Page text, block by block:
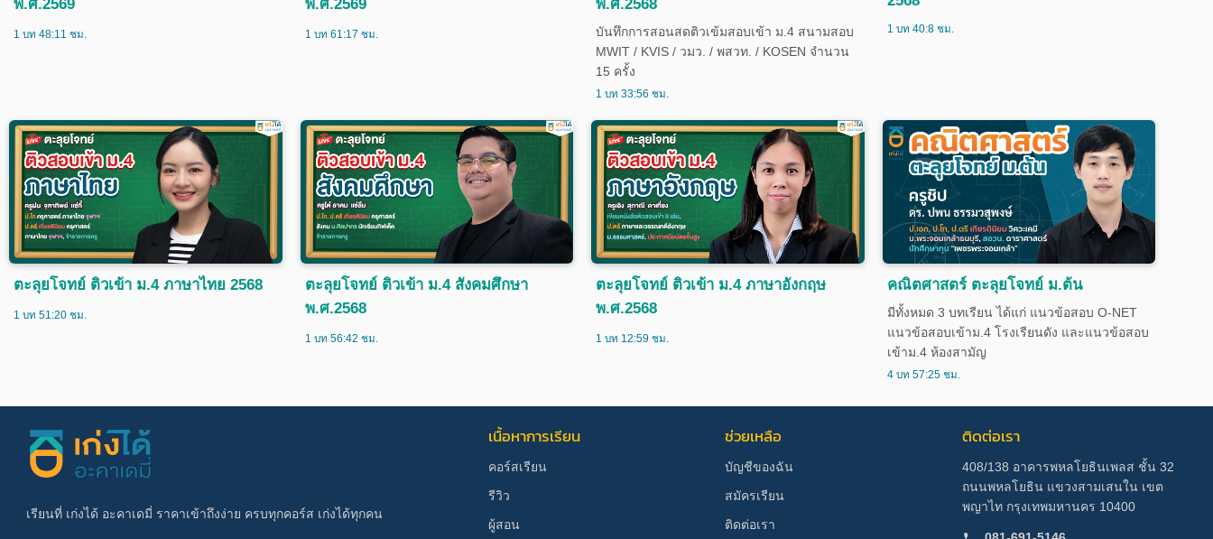
พ.ศ.2569
1 บท 48:11 ชม.
พ.ศ.2569
1 บท 61:17 ชม.
พ.ศ.2568
บันทึกการสอนสดติวเข้มสอบเข้า ม.4 สนามสอบ
MWIT / KVIS / วมว. / พสวท. / KOSEN จำนวน
15 ครั้ง
1 บท 33:56 ชม.
1 บท 40:8 ชม.
ตะลุยโจทย์ ติวเข้า ม.4 ภาษาไทย 2568
1 บท 51:20 ชม.
ตะลุยโจทย์ ติวเข้า ม.4 สังคมศึกษา
พ.ศ.2568
1 บท 56:42 ชม.
ตะลุยโจทย์ ติวเข้า ม.4 ภาษาอังกฤษ
พ.ศ.2568
1 บท 12:59 ชม.
คณิตศาสตร์ ตะลุยโจทย์ ม.ต้น
มีทั้งหมด 3 บทเรียน ได้แก่ แนวข้อสอบ O-NET
แนวข้อสอบเข้าม.4 โรงเรียนดัง และแนวข้อสอบ
เข้าม.4 ห้องสามัญ
4 บท 57:25 ชม.
เรียนที่ เก่งได้ อะคาเดมี่ ราคาเข้าถึงง่าย ครบทุกคอร์ส เก่งได้ทุกคน
เนื้อหาการเรียน
คอร์สเรียน
รีวิว
ผู้สอน
ช่วยเหลือ
บัญชีของฉัน
สมัครเรียน
ติดต่อเรา
ติดต่อเรา
408/138 อาคารพหลโยธินเพลส ชั้น 32
ถนนพหลโยธิน แขวงสามเสนใน เขต
พญาไท กรุงเทพมหานคร 10400